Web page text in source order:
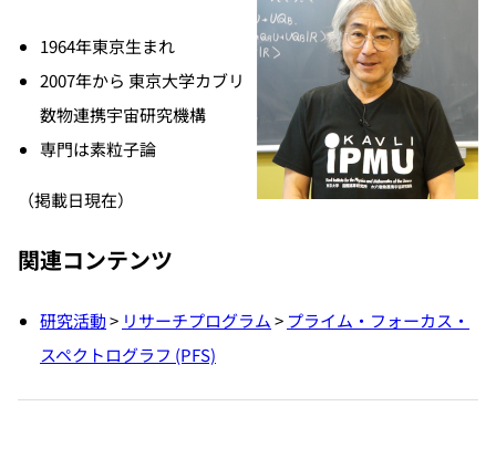
1964年東京生まれ
2007年から 東京大学カブリ
数物連携宇宙研究機構
専門は素粒子論
（掲載日現在）
関連コンテンツ
研究活動> リサーチプログラム> プライム・フォーカス・
スペクトログラフ (PFS)